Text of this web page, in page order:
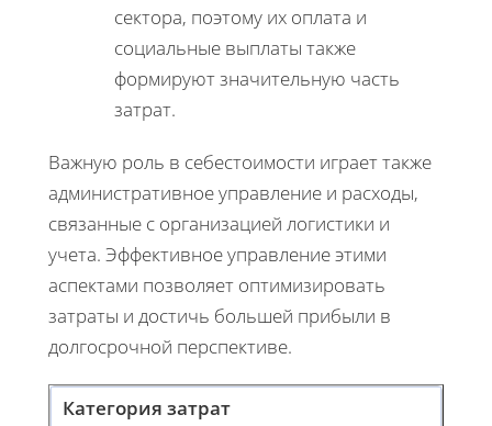
сектора, поэтому их оплата и
социальные выплаты также
формируют значительную часть
затрат.
Важную роль в себестоимости играет также
административное управление и расходы,
связанные с организацией логистики и
учета. Эффективное управление этими
аспектами позволяет оптимизировать
затраты и достичь большей прибыли в
долгосрочной перспективе.
Категория затрат